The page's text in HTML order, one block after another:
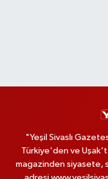
"Yeşil Sivaslı
Türkiye'den ve
magazinden siyasete,